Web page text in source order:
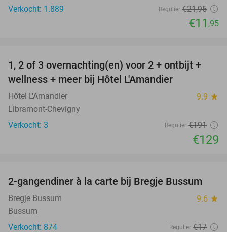
Verkocht: 1.889
Regulier €21,95
€11 ,95
32%
TODAY
1, 2 of 3 overnachting(en) voor 2 + ontbijt +
wellness + meer bij Hôtel L'Amandier
Hôtel L'Amandier 9.9 star
Libramont-Chevigny
Verkocht: 3
Regulier €191
€129
12%
2-gangendiner à la carte bij Bregje Bussum
Bregje Bussum 9.6 star
Bussum
Verkocht: 874
Regulier €17